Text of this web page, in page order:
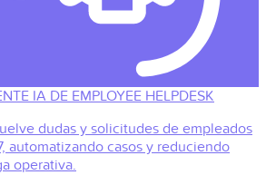
IA DE EMPLOYEE HELPDESK
dudas y solicitudes de empleados
automatizando casos y reduciendo
operativa.